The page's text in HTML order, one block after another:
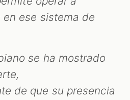
ese sistema de
se ha mostrado
de que su presencia